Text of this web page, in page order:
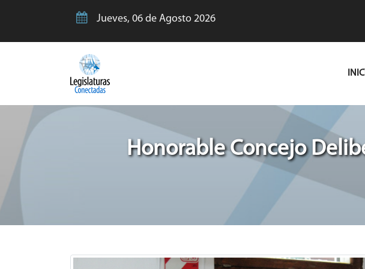
Jueves, 06 de Agosto 2026
Honorable Concejo